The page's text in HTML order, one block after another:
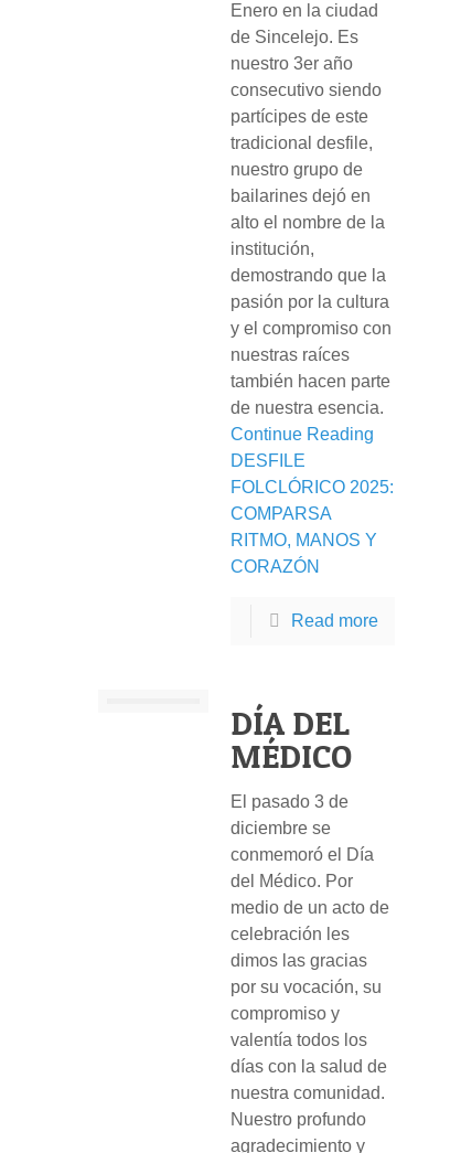
Enero en la ciudad
de Sincelejo. Es
nuestro 3er año
consecutivo siendo
partícipes de este
tradicional desfile,
nuestro grupo de
bailarines dejó en
alto el nombre de la
institución,
demostrando que la
pasión por la cultura
y el compromiso con
nuestras raíces
también hacen parte
de nuestra esencia.
Continue Reading
DESFILE
FOLCLÓRICO 2025:
COMPARSA
RITMO, MANOS Y
CORAZÓN
Read more
DÍA DEL
MÉDICO
El pasado 3 de
diciembre se
conmemoró el Día
del Médico. Por
medio de un acto de
celebración les
dimos las gracias
por su vocación, su
compromiso y
valentía todos los
días con la salud de
nuestra comunidad.
Nuestro profundo
agradecimiento y